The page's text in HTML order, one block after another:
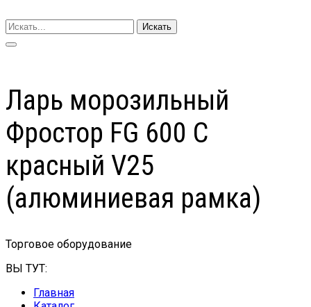
Искать
Ларь морозильный
Фростор FG 600 С
красный V25
(алюминиевая рамка)
Торговое оборудование
ВЫ ТУТ:
Главная